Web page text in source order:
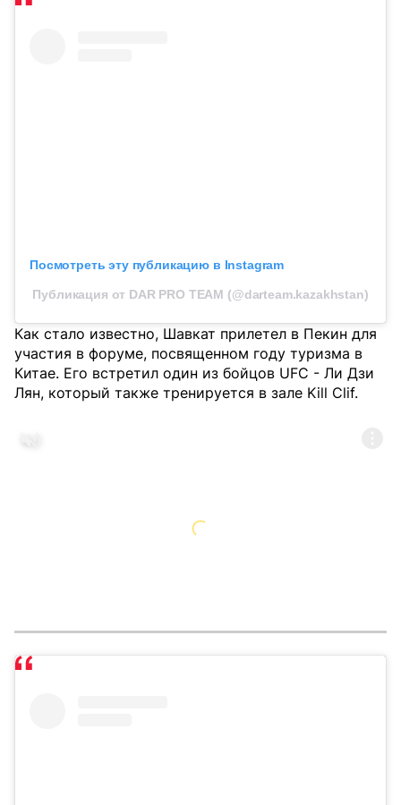
Посмотреть эту публикацию в Instagram
Публикация от DAR PRO TEAM (@darteam.kazakhstan)
Как стало известно, Шавкат прилетел в Пекин для
участия в форуме, посвященном году туризма в
Китае. Его встретил один из бойцов UFC - Ли Дзи
Лян, который также тренируется в зале Kill Clif.